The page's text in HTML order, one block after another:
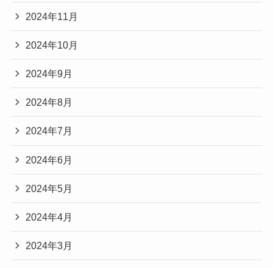
2024年11月
2024年10月
2024年9月
2024年8月
2024年7月
2024年6月
2024年5月
2024年4月
2024年3月